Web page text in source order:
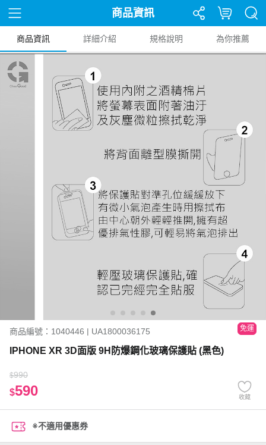
商品資訊
商品資訊 詳細介紹 規格說明 為你推薦
商品編號：1040446 | UA1800036175 免運
IPHONE XR 3D面版 9H防爆鋼化玻璃保護貼 (黑色)
$990
$590 收藏
※不適用優惠券